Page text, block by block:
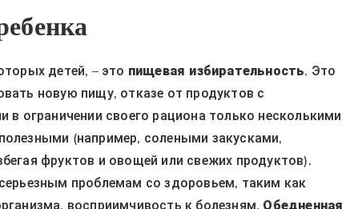
детей, – это пищевая избирательность. Это
новую пищу, отказе от продуктов с
ограничении своего рациона только несколькими
(например, солеными закусками,
фруктов и овощей или свежих продуктов).
проблемам со здоровьем, таким как
восприимчивость к болезням. Обедненная